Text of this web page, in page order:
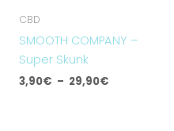
CBD
SMOOTH COMPANY –
Super Skunk
3,90€ – 29,90€